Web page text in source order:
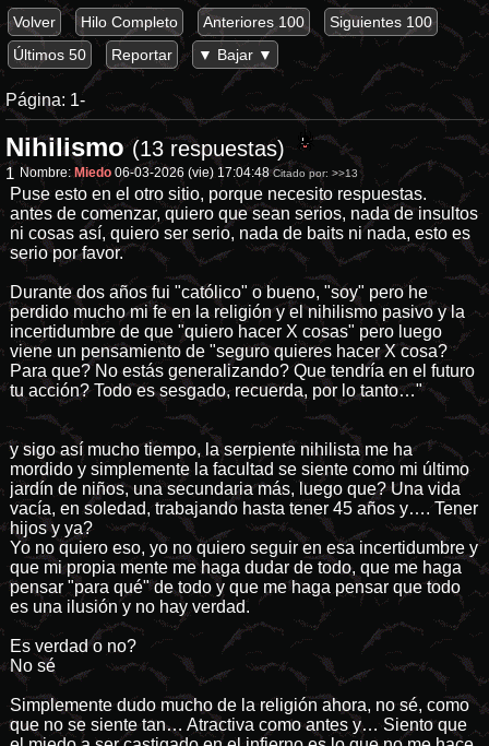
Volver Hilo Completo Anteriores 100
Siguientes 100
Últimos 50
Reportar ▼ Bajar ▼
Página: 1-
Nihilismo (13 respuestas)
1 Nombre: Miedo 06-03-2026 (vie) 17:04:48 Citado por:>>13
Puse esto en el otro sitio, porque necesito respuestas.
antes de comenzar, quiero que sean serios, nada de insultos
ni cosas así, quiero ser serio, nada de baits ni nada, esto es
serio por favor.
Durante dos años fui "católico" o bueno, "soy" pero he
perdido mucho mi fe en la religión y el nihilismo pasivo y la
incertidumbre de que "quiero hacer X cosas" pero luego
viene un pensamiento de "seguro quieres hacer X cosa?
Para que? No estás generalizando? Que tendría en el futuro
tu acción? Todo es sesgado, recuerda, por lo tanto…"
y sigo así mucho tiempo, la serpiente nihilista me ha
mordido y simplemente la facultad se siente como mi último
jardín de niños, una secundaria más, luego que? Una vida
vacía, en soledad, trabajando hasta tener 45 años y…. Tener
hijos y ya?
Yo no quiero eso, yo no quiero seguir en esa incertidumbre y
que mi propia mente me haga dudar de todo, que me haga
pensar "para qué" de todo y que me haga pensar que todo
es una ilusión y no hay verdad.
Es verdad o no?
No sé
Simplemente dudo mucho de la religión ahora, no sé, como
que no se siente tan… Atractiva como antes y… Siento que